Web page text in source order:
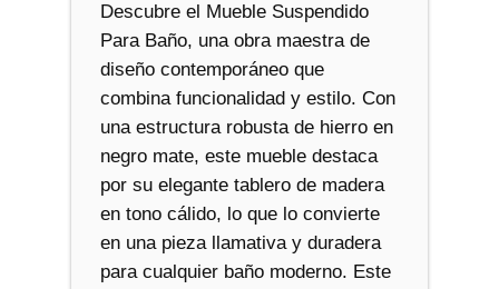
d
a
d
Descubre el Mueble Suspendido
Para Baño, una obra maestra de
diseño contemporáneo que
combina funcionalidad y estilo. Con
una estructura robusta de hierro en
negro mate, este mueble destaca
por su elegante tablero de madera
en tono cálido, lo que lo convierte
en una pieza llamativa y duradera
para cualquier baño moderno. Este